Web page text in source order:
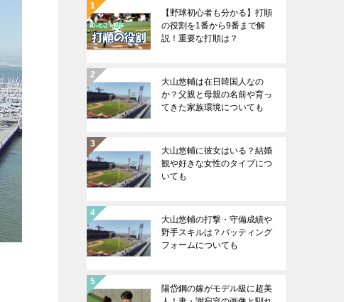
【野球初心者も分かる】打順
の役割を1番から9番まで解
説！重要な打順は？
大山悠輔は在日韓国人なの
か？父親と母親の名前や育っ
てきた家族環境についても
大山悠輔に彼女はいる？結婚
観や好きな女性のタイプにつ
いても
大山悠輔の打撃・守備成績や
野手スキルは？バッティング
フォームについても
陽岱鋼の嫁がモデル級に超美